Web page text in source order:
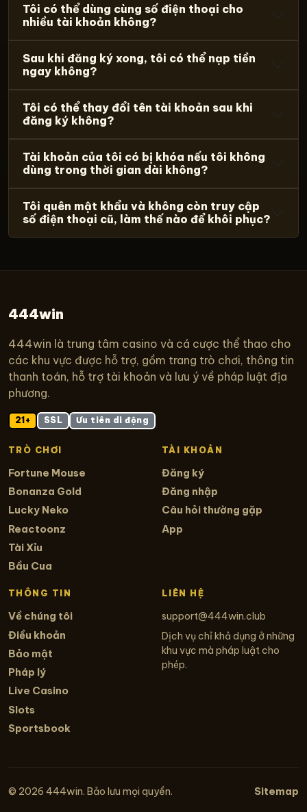
Tôi có thể dùng cùng số điện thoại cho
nhiều tài khoản không?
Sau khi đăng ký xong, tôi có thể nạp tiền
ngay không?
Tôi có thể thay đổi tên tài khoản sau khi
đăng ký không?
Tài khoản của tôi có bị khóa nếu tôi không
dùng trong thời gian dài không?
Tôi quên mật khẩu và không còn truy cập
số điện thoại cũ, làm thế nào để khôi phục?
444win
444win là trung tâm casino và cá cược thể thao cho
các khu vực được hỗ trợ, gồm trang trò chơi, thông tin
thanh toán, hỗ trợ tài khoản và lưu ý về pháp luật địa
phương.
21+ SSL Ưu tiên di động
TRÒ CHƠI
Fortune Mouse
Bonanza Gold
Lucky Neko
Reactoonz
Tài Xỉu
Bầu Cua
TÀI KHOẢN
Đăng ký
Đăng nhập
Câu hỏi thường gặp
App
THÔNG TIN
Về chúng tôi
Điều khoản
Bảo mật
Pháp lý
Live Casino
Slots
Sportsbook
LIÊN HỆ
support@444win.club
Dịch vụ chỉ khả dụng ở những
khu vực mà pháp luật cho
phép.
© 2026 444win. Bảo lưu mọi quyền. Sitemap